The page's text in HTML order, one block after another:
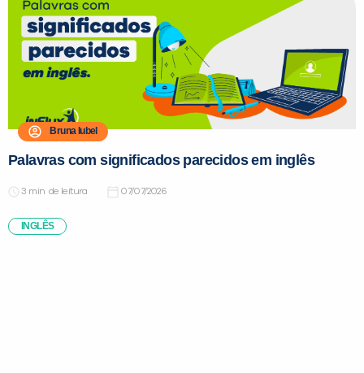
Bruna Iubel
Palavras com significados parecidos em inglês
de leitura 07/07/2026
INGLÊS